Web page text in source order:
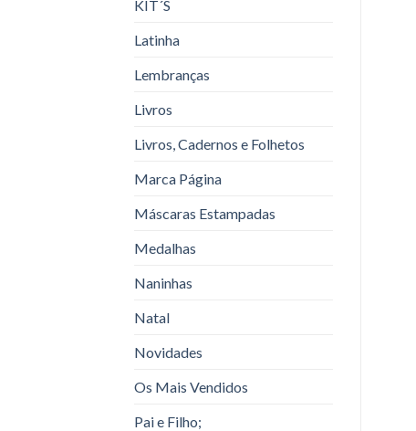
KIT´S
Latinha
Lembranças
Livros
Livros, Cadernos e Folhetos
Marca Página
Máscaras Estampadas
Medalhas
Naninhas
Natal
Novidades
Os Mais Vendidos
Pai e Filho;